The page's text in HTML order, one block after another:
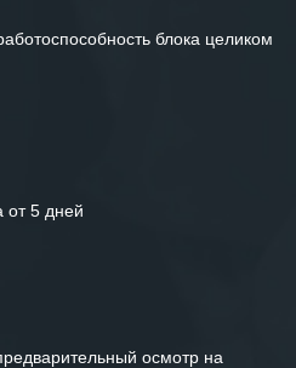
блока целиком
от 5 дней
осмотр на